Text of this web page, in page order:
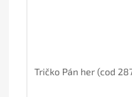
Tričko Pán her (cod